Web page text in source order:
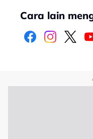
Cara lain